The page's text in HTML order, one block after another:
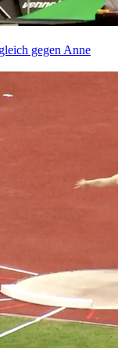
gegen Anne